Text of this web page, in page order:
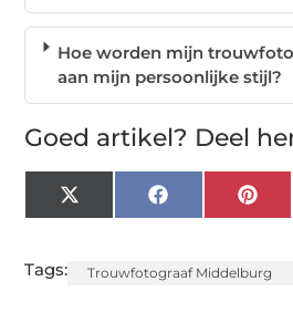
Hoe worden mijn
aan mijn persoonlijke stijl?
Goed artikel? Deel
X
(Twitter)
Facebook
Tags: Trouwfotograaf Middelburg